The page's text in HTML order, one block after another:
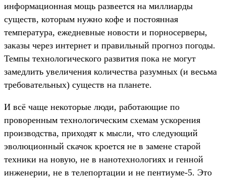
информационная мощь развеется на миллиарды
существ, которым нужно кофе и постоянная
температура, ежедневные новости и порносерверы,
заказы через интернет и правильный прогноз погоды.
Темпы технологического развития пока не могут
замедлить увеличения количества разумных (и весьма
требовательных) существ на планете.
И всё чаще некоторые люди, работающие по
проворенным технологическим схемам ускорения
производства, приходят к мысли, что следующий
эволюционный скачок кроется не в замене старой
техники на новую, не в нанотехнологиях и генной
инженерии, не в телепортации и не пентиуме-5. Это